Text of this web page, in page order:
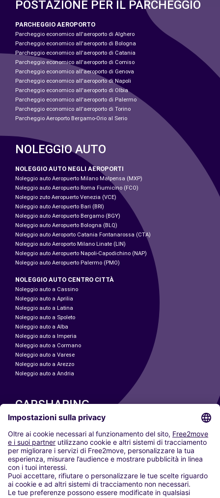
POSTAZIONE PER IL PARCHEGGIO
PARCHEGGIO AEROPORTO
Parcheggio economico all'aeroporto di Alghero
Parcheggio economico all'aeroporto di Bologna
Parcheggio economico all'aeroporto di Catania
Parcheggio economico all'aeroporto di Comiso
Parcheggio economico all'aeroporto di Genova
Parcheggio economico all'aeroporto di Napoli
Parcheggio economico all'aeroporto di Olbia
Parcheggio economico all'aeroporto di Palermo
Parcheggio economico all'aeroporto di Torino
Parcheggio Aeroporto Bergamo-Orio al Serio
NOLEGGIO AUTO
NOLEGGIO AUTO NEGLI AEROPORTI
Noleggio auto Aeropuerto Milano Malpensa (MXP)
Noleggio auto Aeropuerto Roma Fiumicino (FCO)
Noleggio zuto Aeropuerto Venezia (VCE)
Noleggio auto Aeropuerto Bari (BRI)
Noleggio auto Aeropuerto Bergamo (BGY)
Noleggio auto Aeropuerto Bologna (BLQ)
Noleggio auto Aeroporto Catania Fontanarossa (CTA)
Noleggio auto Aeroporto Milano Linate (LIN)
Noleggio auto Aeropuerto Napoli-Capodichino (NAP)
Noleggio auto Aeropuerto Palermo (PMO)
NOLEGGIO AUTO CENTRO CITTÀ
Noleggio auto a Cassino
Noleggio auto a Aprilia
Noleggio auto a Latina
Noleggio auto a Spoleto
Noleggio auto a Alba
Noleggio auto a Imperia
Noleggio auto a Cormano
Noleggio auto a Varese
Noleggio auto a Arezzo
Noleggio auto a Andria
CARSHARING
LE NOSTRE CITTÀ
Paris
Madrid
Washington DC
Milano
Roma
Torino
Vienna